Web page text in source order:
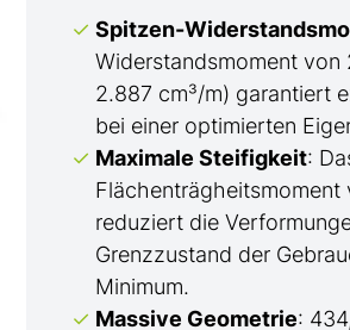
Spitzen-
Widerstandsmoment von
2.887 cm³/m) garantiert
bei einer optimierten
Maximale Steifigkeit:
Flächenträgheitsmoment
reduziert die
Grenzzustand der
Minimum.
Massive Geometrie: